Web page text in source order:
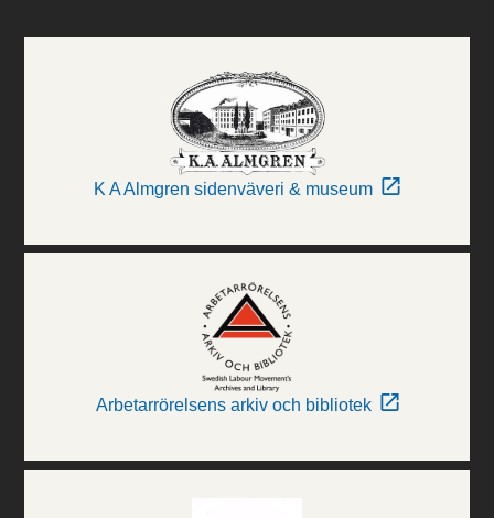
K A Almgren sidenväveri & museum
Arbetarrörelsens arkiv och bibliotek